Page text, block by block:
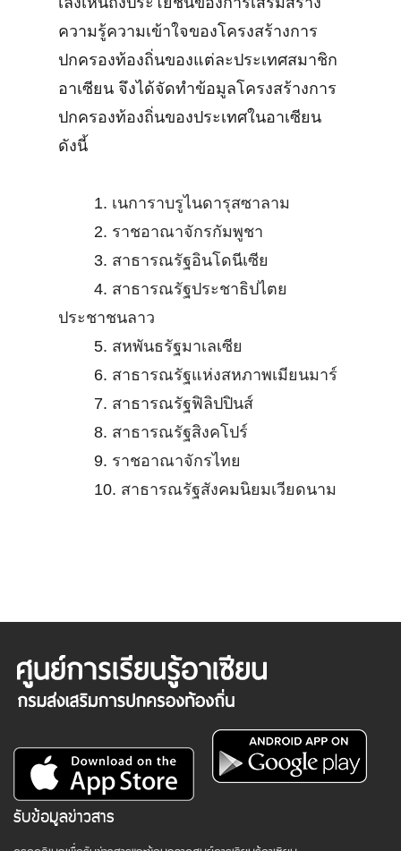
ความรู้ความเข้าใจของโครงสร้างการ
ปกครองท้องถิ่นของแต่ละประเทศสมาชิก
อาเซียน จึงได้จัดทำข้อมูลโครงสร้างการ
ปกครองท้องถิ่นของประเทศในอาเซียน
ดังนี้
1. เนการาบรูไนดารุสซาลาม
2. ราชอาณาจักรกัมพูชา
3. สาธารณรัฐอินโดนีเซีย
4. สาธารณรัฐประชาธิปไตย
ประชาชนลาว
5. สหพันธรัฐมาเลเซีย
6. สาธารณรัฐแห่งสหภาพเมียนมาร์
7. สาธารณรัฐฟิลิปปินส์
8. สาธารณรัฐสิงคโปร์
9. ราชอาณาจักรไทย
10. สาธารณรัฐสังคมนิยมเวียดนาม
รับข้อมูลข่าวสาร